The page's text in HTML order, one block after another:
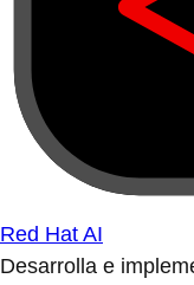
Red Hat AI
Desarrolla e